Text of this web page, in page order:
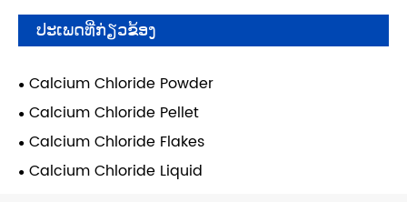
ປະເພດທີ່ກ່ຽວຂ້ອງ
Calcium Chloride Powder
Calcium Chloride Pellet
Calcium Chloride Flakes
Calcium Chloride Liquid